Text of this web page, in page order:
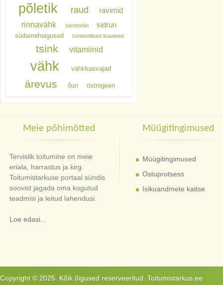
põletik raud ravimid
rinnavähk serotoniin sidrun
südamehaigused sünteetilised lisaained
tsink vitamiinid
vähk vähkkasvajad
ärevus õun östrogeen
Meie põhimõtted
Tervislik toitumine on meie
eriala, harrastus ja kirg.
Toitumistarkuse portaal sündis
soovist jagada oma kogutud
teadmisi ja leitud lahendusi.
Loe edasi...
Müügitingimused
Müügitingimused
Ostuprotsess
Isikuandmete kaitse
Copyright © 2025. Kõik õigused reserveeritud. Toitumistarkus.ee